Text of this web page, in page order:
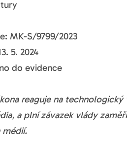
MK-S/9799/2023
5. 2024
do evidence
reaguje na
a plní závazek vlády
médií.